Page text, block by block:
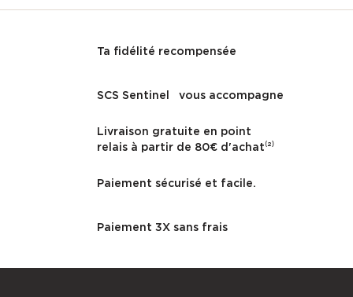
Ta fidélité recompensée
SCS Sentinel vous accompagne
Livraison gratuite en point
relais à partir de 80€ d'achat⁽²⁾
Paiement sécurisé et facile.
Paiement 3X sans frais